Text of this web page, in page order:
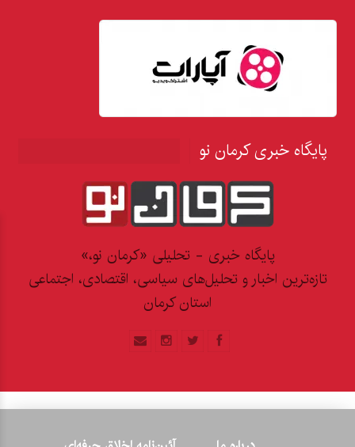
پایگاه خبری کرمان نو
پایگاه خبری - تحلیلی «کرمان نو،»
تازه‌ترین اخبار و تحلیل‌های سیاسی، اقتصادی، اجتماعی
استان کرمان